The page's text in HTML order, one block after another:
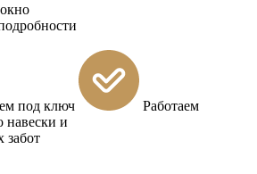
Работаем
навески и
забот